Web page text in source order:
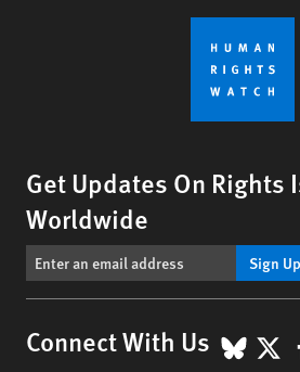
Get Updates On Rights
Worldwide
Sign Up
Connect With Us X